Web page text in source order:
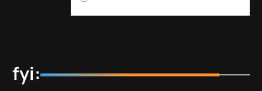
fyi: